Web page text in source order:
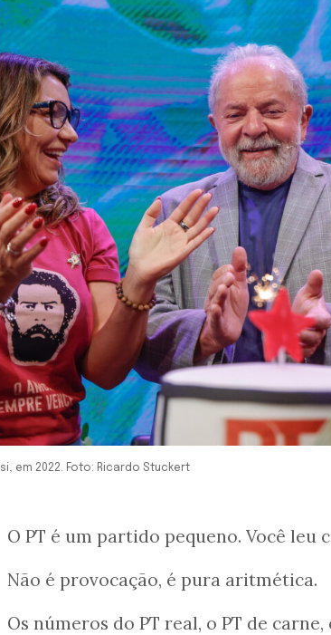
em 2022. Foto: Ricardo Stuckert
O PT é um partido pequeno. Você leu
Não é provocação, é pura aritmética.
Os números do PT real, o PT de